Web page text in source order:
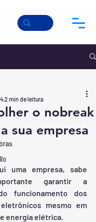
o nobreak
sua empresa
2 min de leitura
uma empresa, sabe
garantir a
funcionamento dos
mesmo em
energia elétrica.